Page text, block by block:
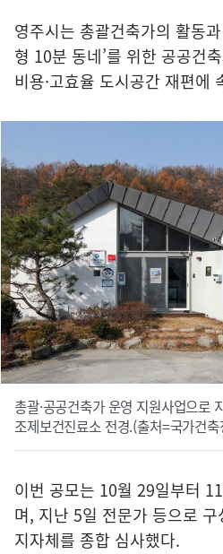
영주시는 총괄건축가의 활동
형 10분 동네’를 위한 공공건
비용·고효율 도시공간 재편에
총괄·공공건축가 운영 지원사업으로
조제보건진료소 전경.(출처=국가건
이번 공모는 10월 29일부터
며, 지난 5일 전문가 등으로
지자체를 종합 심사했다.